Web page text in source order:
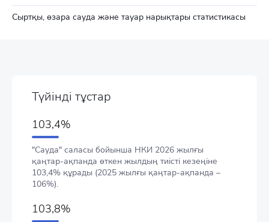
Сыртқы, өзара сауда және тауар нарықтары статистикасы
Түйінді тұстар
103,4%
"Сауда" саласы бойынша НКИ 2026 жылғы
қаңтар-ақпанда өткен жылдың тиісті кезеңіне
103,4% құрады (2025 жылғы қаңтар-ақпанда –
106%).
103,8%